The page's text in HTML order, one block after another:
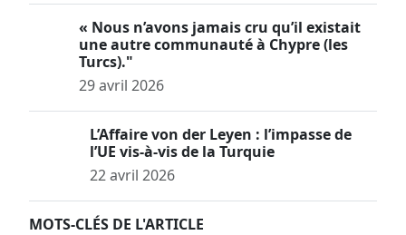
« Nous n’avons jamais cru qu’il existait
une autre communauté à Chypre (les
Turcs)."
29 avril 2026
L’Affaire von der Leyen : l’impasse de
l’UE vis-à-vis de la Turquie
22 avril 2026
MOTS-CLÉS DE L'ARTICLE